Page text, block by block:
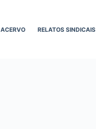
ACERVO RELATOS SINDICAIS